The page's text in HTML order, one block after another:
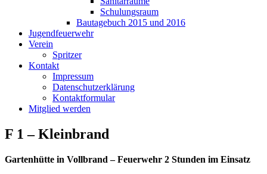
Schulungsraum
Bautagebuch 2015 und 2016
Jugendfeuerwehr
Verein
Spritzer
Kontakt
Impressum
Datenschutzerklärung
Kontaktformular
Mitglied werden
F 1 – Kleinbrand
Gartenhütte in Vollbrand – Feuerwehr 2 Stunden im Einsatz